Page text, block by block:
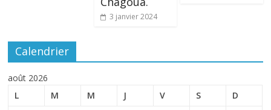
3 janvier 2024
Calendrier
août 2026
L
M M J V S D